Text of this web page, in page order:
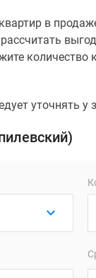
в
уточнять у